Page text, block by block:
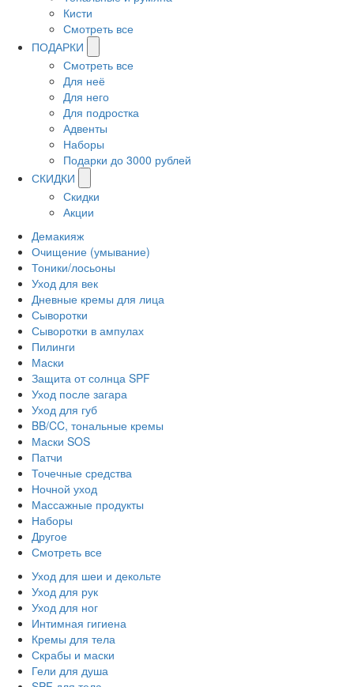
Кисти
Смотреть все
ПОДАРКИ
Смотреть все
Для неё
Для него
Для подростка
Адвенты
Наборы
Подарки до 3000 рублей
СКИДКИ
Скидки
Акции
Демакияж
Очищение (умывание)
Тоники/лосьоны
Уход для век
Дневные кремы для лица
Сыворотки
Сыворотки в ампулах
Пилинги
Маски
Защита от солнца SPF
Уход после загара
Уход для губ
BB/CC, тональные кремы
Маски SOS
Патчи
Точечные средства
Ночной уход
Массажные продукты
Наборы
Другое
Смотреть все
Уход для шеи и декольте
Уход для рук
Уход для ног
Интимная гигиена
Кремы для тела
Скрабы и маски
Гели для душа